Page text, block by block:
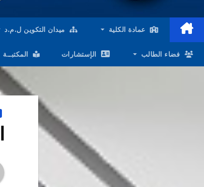
عمادة الكلية ميدان التكوين ل.م.د
فضاء الطالب الإستشارات المكتبــة